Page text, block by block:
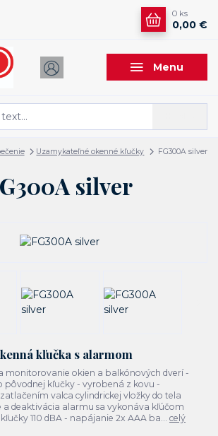
Menu
0 ks
0,00 €
Uzamykateľné okenné kľučky FG300A silver
silver
kľučka s alarmom
monitorovanie okien a balkónových dverí -
pôvodnej kľučky - vyrobená z kovu -
valca cylindrickej vložky do tela
a deaktivácia alarmu sa vykonáva kľúčom
110 dBA - napájanie 2x AAA ba... celý